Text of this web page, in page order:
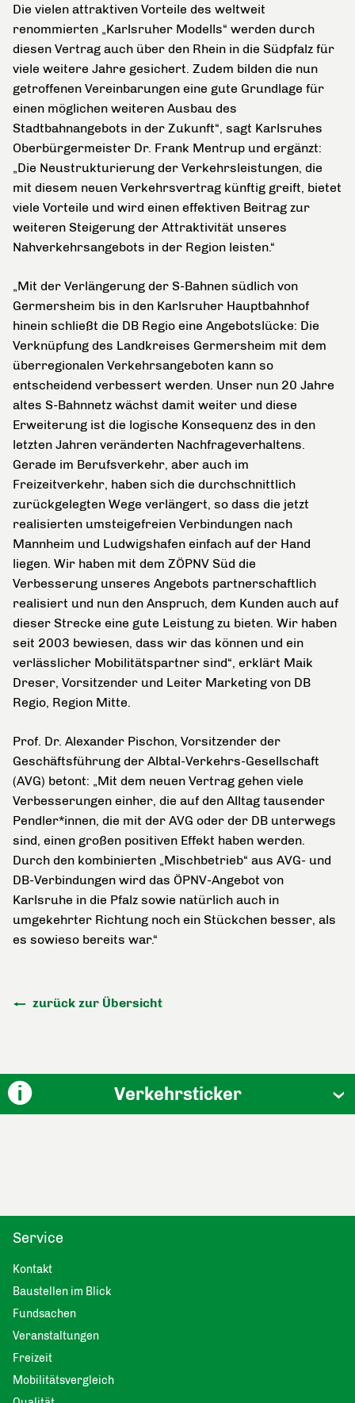
Die vielen attraktiven Vorteile des weltweit
renommierten „Karlsruher Modells“ werden durch
diesen Vertrag auch über den Rhein in die Südpfalz für
viele weitere Jahre gesichert. Zudem bilden die nun
getroffenen Vereinbarungen eine gute Grundlage für
einen möglichen weiteren Ausbau des
Stadtbahnangebots in der Zukunft“, sagt Karlsruhes
Oberbürgermeister Dr. Frank Mentrup und ergänzt:
„Die Neustrukturierung der Verkehrsleistungen, die
mit diesem neuen Verkehrsvertrag künftig greift, bietet
viele Vorteile und wird einen effektiven Beitrag zur
weiteren Steigerung der Attraktivität unseres
Nahverkehrsangebots in der Region leisten.“
„Mit der Verlängerung der S-Bahnen südlich von
Germersheim bis in den Karlsruher Hauptbahnhof
hinein schließt die DB Regio eine Angebotslücke: Die
Verknüpfung des Landkreises Germersheim mit dem
überregionalen Verkehrsangeboten kann so
entscheidend verbessert werden. Unser nun 20 Jahre
altes S-Bahnnetz wächst damit weiter und diese
Erweiterung ist die logische Konsequenz des in den
letzten Jahren veränderten Nachfrageverhaltens.
Gerade im Berufsverkehr, aber auch im
Freizeitverkehr, haben sich die durchschnittlich
zurückgelegten Wege verlängert, so dass die jetzt
realisierten umsteigefreien Verbindungen nach
Mannheim und Ludwigshafen einfach auf der Hand
liegen. Wir haben mit dem ZÖPNV Süd die
Verbesserung unseres Angebots partnerschaftlich
realisiert und nun den Anspruch, dem Kunden auch auf
dieser Strecke eine gute Leistung zu bieten. Wir haben
seit 2003 bewiesen, dass wir das können und ein
verlässlicher Mobilitätspartner sind“, erklärt Maik
Dreser, Vorsitzender und Leiter Marketing von DB
Regio, Region Mitte.
Prof. Dr. Alexander Pischon, Vorsitzender der
Geschäftsführung der Albtal-Verkehrs-Gesellschaft
(AVG) betont: „Mit dem neuen Vertrag gehen viele
Verbesserungen einher, die auf den Alltag tausender
Pendler*innen, die mit der AVG oder der DB unterwegs
sind, einen großen positiven Effekt haben werden.
Durch den kombinierten „Mischbetrieb“ aus AVG- und
DB-Verbindungen wird das ÖPNV-Angebot von
Karlsruhe in die Pfalz sowie natürlich auch in
umgekehrter Richtung noch ein Stückchen besser, als
es sowieso bereits war.“
zurück zur Übersicht
Verkehrsticker
Service
Kontakt
Baustellen im Blick
Fundsachen
Veranstaltungen
Freizeit
Mobilitätsvergleich